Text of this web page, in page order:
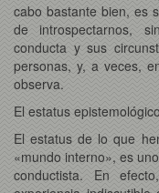
cabo bastante bien, es
de introspectarnos,
conducta y sus
personas, y, a veces,
observa.
El estatus
El estatus de lo que
«mundo interno», es
conductista. En